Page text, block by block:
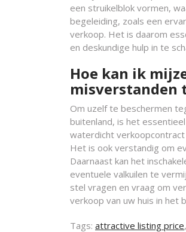
een struikelblok vormen,
begeleiding, zoals een
verkoop. Het is daarom
en deskundige hulp in te
Hoe kan ik
misverstanden
Om uzelf te beschermen
buitenland, is het
waterdicht
Het is ook verstandig om
Daarnaast kan het
eventuele valkuilen te
stel vragen en vraag om
verkoop van uw huis in het
Tags: attractive listing price,